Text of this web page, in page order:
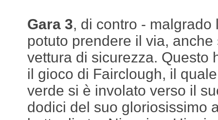
Gara 3, di contro - malgrado
potuto prendere il via,
vettura di sicurezza. Questo
il gioco di Fairclough, il
verde si è involato verso il
dodici del suo gloriosissimo